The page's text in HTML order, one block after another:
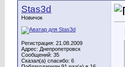
Stas3d
Новичок
Регистрация: 21.08.2009
Адрес: Днепропетровск
Сообщений: 35
Сказал(а) спасибо: 6